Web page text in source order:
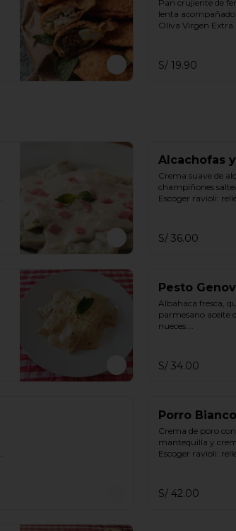
Pan crujiente de
lenta acompañado
Oliva Virgen Extra
S/ 19.90
Alcachofas
Crema suave de
champiñones
Escoger ravioli:
S/ 36.00
Pesto
Albahaca fresca,
parmesano aceite
nueces.
ricotta
S/ 34.00
Porro Bianco
Crema de poro
mantequilla y
Escoger ravioli:
S/ 42.00